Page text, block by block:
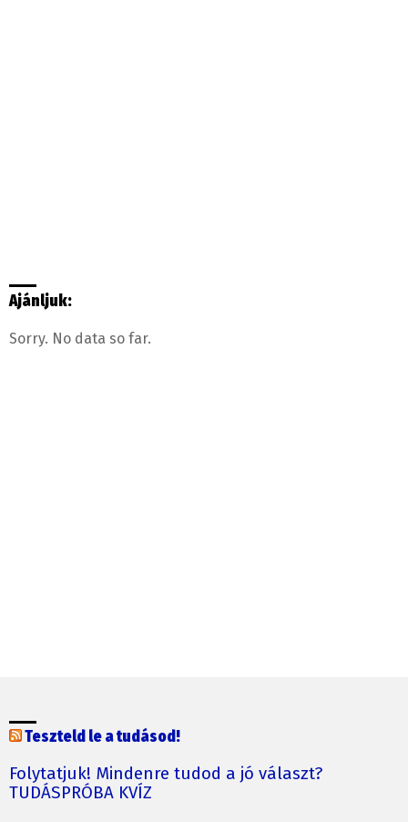
Ajánljuk:
Sorry. No data so far.
Teszteld le a tudásod!
Folytatjuk! Mindenre tudod a jó választ?
TUDÁSPRÓBA KVÍZ